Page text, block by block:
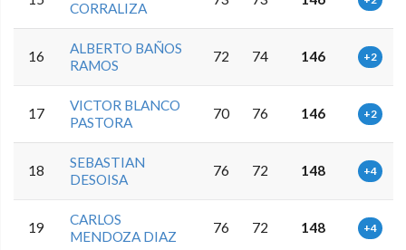
CORRALIZA
16
ALBERTO BAÑOS
RAMOS
72 74 146 +2
17
VICTOR BLANCO
PASTORA
70 76 146 +2
18
SEBASTIAN
DESOISA
76 72 148 +4
19
CARLOS
MENDOZA DIAZ
76 72 148 +4